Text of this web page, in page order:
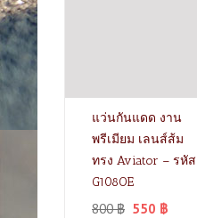
แว่นกันแดด งาน
พรีเมียม เลนส์ส้ม
ทรง Aviator – รหัส
G108OE
800฿ 550 ฿